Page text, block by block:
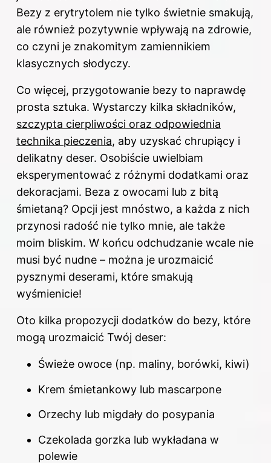
Bezy z erytrytolem nie tylko świetnie smakują,
ale również pozytywnie wpływają na zdrowie,
co czyni je znakomitym zamiennikiem
klasycznych słodyczy.
Co więcej, przygotowanie bezy to naprawdę
prosta sztuka. Wystarczy kilka składników,
szczypta cierpliwości oraz odpowiednia
technika pieczenia, aby uzyskać chrupiący i
delikatny deser. Osobiście uwielbiam
eksperymentować z różnymi dodatkami oraz
dekoracjami. Beza z owocami lub z bitą
śmietaną? Opcji jest mnóstwo, a każda z nich
przynosi radość nie tylko mnie, ale także
moim bliskim. W końcu odchudzanie wcale nie
musi być nudne – można je urozmaicić
pysznymi deserami, które smakują
wyśmienicie!
Oto kilka propozycji dodatków do bezy, które
mogą urozmaicić Twój deser:
Świeże owoce (np. maliny, borówki, kiwi)
Krem śmietankowy lub mascarpone
Orzechy lub migdały do posypania
Czekolada gorzka lub wykładana w
polewie